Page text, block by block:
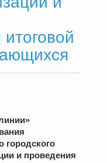
итоговой
городского
и проведения